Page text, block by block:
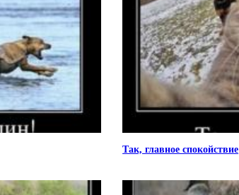
Так, главное спокойствие